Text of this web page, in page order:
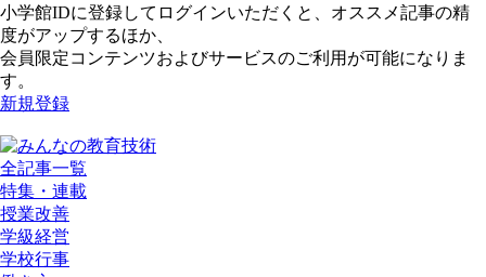
小学館IDに登録してログインいただくと、オススメ記事の精
度がアップするほか、
会員限定コンテンツおよびサービスのご利用が可能になりま
す。
新規登録
全記事一覧
特集・連載
授業改善
学級経営
学校行事